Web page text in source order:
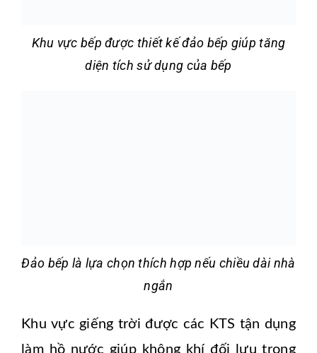
Khu vực bếp được thiết kế đảo bếp giúp tăng
diện tích sử dụng của bếp
Đảo bếp là lựa chọn thích hợp nếu chiều dài nhà
ngắn
Khu vực giếng trời được các KTS tận dụng
làm hồ nước giúp không khí đối lưu trong